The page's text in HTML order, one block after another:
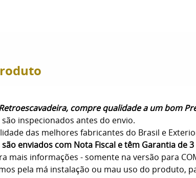
compre qualidade a um bom
inspecionados antes do envio.
das melhores fabricantes do Brasil e
enviados com Nota Fiscal e têm Garantia de 3
mais informações - somente na versão para
pela má instalação ou mau uso do produto,